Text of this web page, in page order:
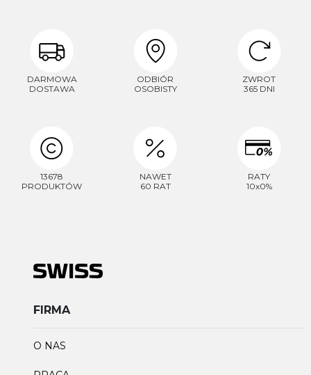
DARMOWA
DOSTAWA
ODBIÓR
OSOBISTY
ZWROT
365 DNI
13678
PRODUKTÓW
NAWET
60 RAT
RATY
10x0%
FIRMA
O NAS